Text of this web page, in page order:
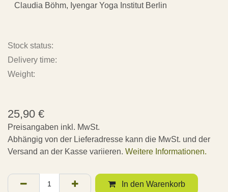
Claudia Böhm, Iyengar Yoga Institut Berlin
Stock status:
Delivery time:
Weight:
25,90 €
Preisangaben inkl. MwSt.
Abhängig von der Lieferadresse kann die MwSt. und der
Versand an der Kasse variieren. Weitere Informationen.
In den Warenkorb